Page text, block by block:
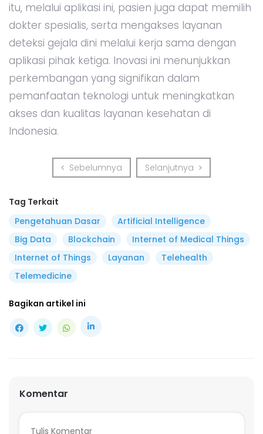
itu, melalui aplikasi ini, pasien juga dapat memilih
dokter spesialis, serta mengakses layanan
deteksi gejala dini melalui kerja sama dengan
aplikasi pihak ketiga. Inovasi ini menunjukkan
perkembangan yang signifikan dalam
pemanfaatan teknologi untuk meningkatkan
akses dan kualitas layanan kesehatan di
Indonesia.
Sebelumnya Sebelumnya
Selanjutnya Selanjutnya
Tag Terkait
Pengetahuan Dasar
Artificial Intelligence
Big Data
Blockchain
Internet of Medical Things
Internet of Things
Layanan
Telehealth
Telemedicine
Bagikan artikel ini
Komentar